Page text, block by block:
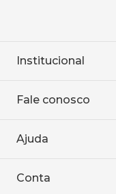
Institucional
Onde encontrar
Baixe o APP
Fale conosco
WhatsApp
Ajuda
Política de entrega
Conta